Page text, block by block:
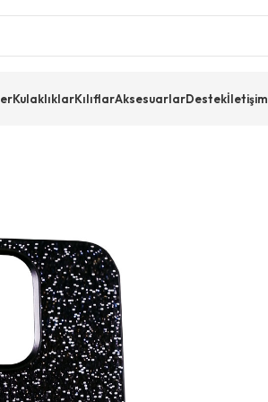
KulaklıklarKılıflarAksesuarlarDestekİletişim